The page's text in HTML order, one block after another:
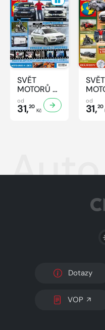
SVĚT
MOTORŮ -
32/2026
od
31,20
Kč
SVĚT
31/
od
31,20
Auto
Dotazy
VOP